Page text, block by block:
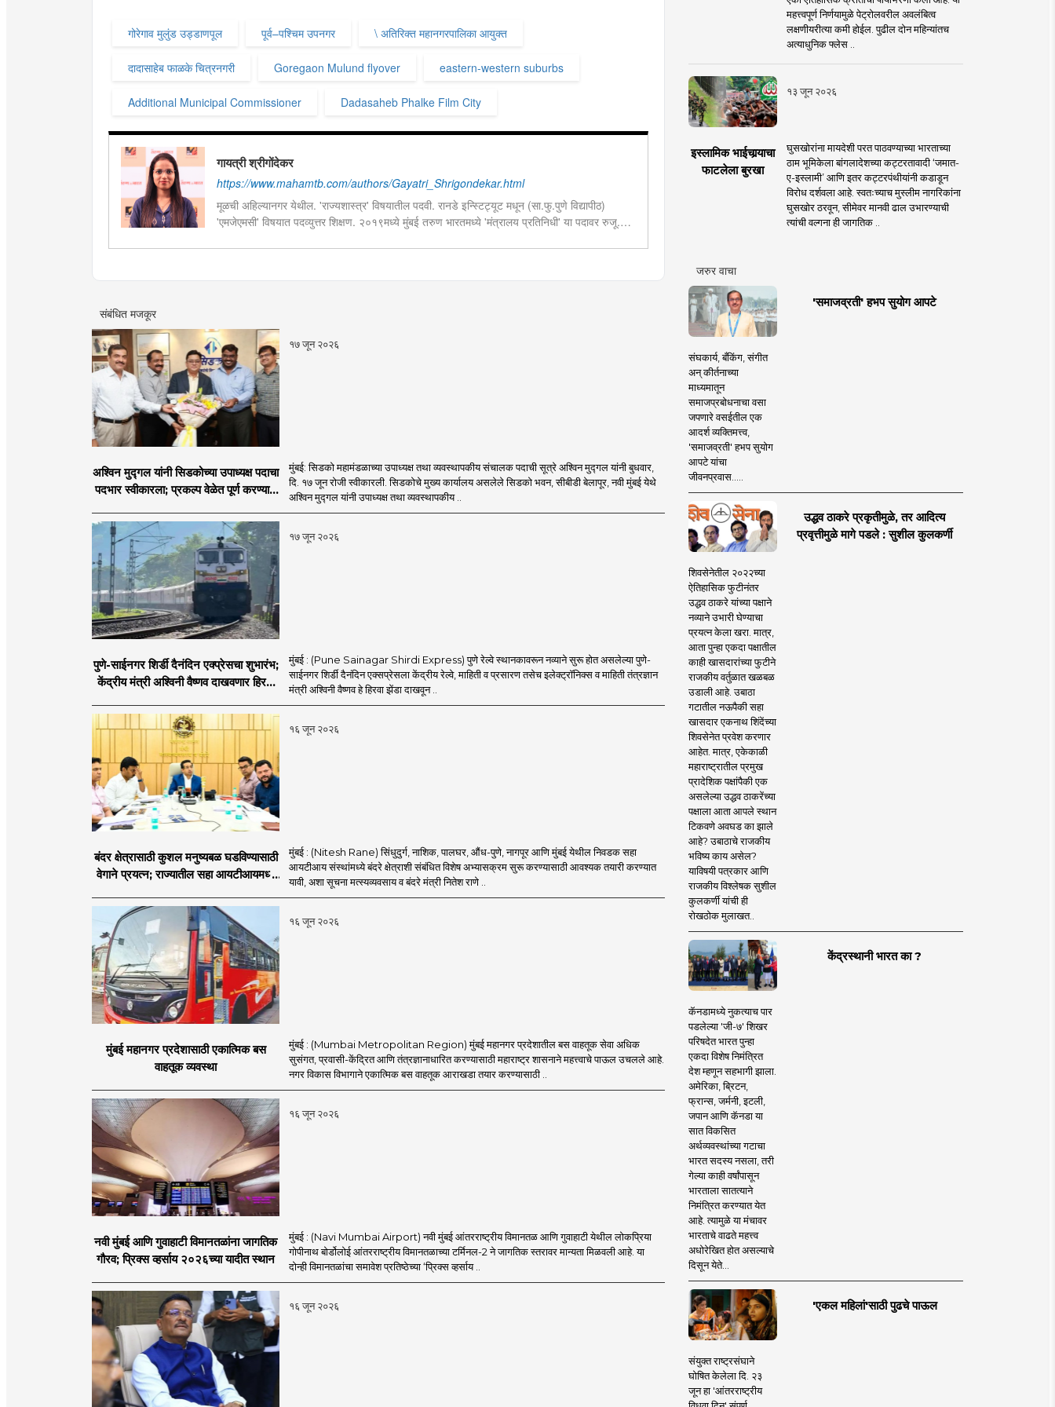
गोरेगाव मुलुंड उड्डाणपूल पूर्व–पश्चिम उपनगर \ अतिरिक्त महानगरपालिका आयुक्त
दादासाहेब फाळके चित्रनगरी Goregaon Mulund flyover eastern-western suburbs
Additional Municipal Commissioner Dadasaheb Phalke Film City
गायत्री श्रीगोंदेकर
https://www.mahamtb.com/authors/Gayatri_Shrigondekar.html
मूळची अहिल्यानगर येथील. 'राज्यशास्त्र' विषयातील पदवी. रानडे इन्स्टिट्यूट मधून (सा.फु.पुणे विद्यापीठ)
'एमजेएमसी' विषयात पदव्युत्तर शिक्षण. २०१९मध्ये मुंबई तरुण भारतमध्ये 'मंत्रालय प्रतिनिधी' या पदावर रुजू.
संबंधित मजकूर
१७ जून २०२६
अश्विन मुद्गल यांनी सिडकोच्या उपाध्यक्ष पदाचा
पदभार स्वीकारला; प्रकल्प वेळेत पूर्ण करण्यास
मुंबई: सिडको महामंडळाच्या उपाध्यक्ष तथा व्यवस्थापकीय संचालक पदाची सूत्रे अश्विन मुद्गल यांनी बुधवार,
दि. १७ जून रोजी स्वीकारली. सिडकोचे मुख्य कार्यालय असलेले सिडको भवन, सीबीडी बेलापूर, नवी मुंबई येथे
अश्विन मुद्गल यांनी उपाध्यक्ष तथा व्यवस्थापकीय ..
१७ जून २०२६
पुणे-साईनगर शिर्डी दैनंदिन एक्प्रेसचा शुभारंभ;
केंद्रीय मंत्री अश्विनी वैष्णव दाखवणार हिरवा
मुंबई : (Pune Sainagar Shirdi Express) पुणे रेल्वे स्थानकावरून नव्याने सुरू होत असलेल्या पुणे-
साईनगर शिर्डी दैनंदिन एक्सप्रेसला केंद्रीय रेल्वे, माहिती व प्रसारण तसेच इलेक्ट्रॉनिक्स व माहिती तंत्रज्ञान
मंत्री अश्विनी वैष्णव हे हिरवा झेंडा दाखवून ..
१६ जून २०२६
बंदर क्षेत्रासाठी कुशल मनुष्यबळ घडविण्यासाठी
वेगाने प्रयत्न; राज्यातील सहा आयटीआयमध्ये
मुंबई : (Nitesh Rane) सिंधुदुर्ग, नाशिक, पालघर, औंध-पुणे, नागपूर आणि मुंबई येथील निवडक सहा
आयटीआय संस्थांमध्ये बंदरे क्षेत्राशी संबंधित विशेष अभ्यासक्रम सुरू करण्यासाठी आवश्यक तयारी करण्यात
यावी, अशा सूचना मत्स्यव्यवसाय व बंदरे मंत्री नितेश राणे ..
१६ जून २०२६
मुंबई महानगर प्रदेशासाठी एकात्मिक बस
वाहतूक व्यवस्था
मुंबई : (Mumbai Metropolitan Region) मुंबई महानगर प्रदेशातील बस वाहतूक सेवा अधिक
सुसंगत, प्रवासी-केंद्रित आणि तंत्रज्ञानाधारित करण्यासाठी महाराष्ट्र शासनाने महत्त्वाचे पाऊल उचलले आहे.
नगर विकास विभागाने एकात्मिक बस वाहतूक आराखडा तयार करण्यासाठी ..
१६ जून २०२६
नवी मुंबई आणि गुवाहाटी विमानतळांना जागतिक
गौरव; प्रिक्स व्हर्साय २०२६च्या यादीत स्थान
मुंबई : (Navi Mumbai Airport) नवी मुंबई आंतरराष्ट्रीय विमानतळ आणि गुवाहाटी येथील लोकप्रिया
गोपीनाथ बोर्डोलोई आंतरराष्ट्रीय विमानतळाच्या टर्मिनल-2 ने जागतिक स्तरावर मान्यता मिळवली आहे. या
दोन्ही विमानतळांचा समावेश प्रतिष्ठेच्या ‘प्रिक्स व्हर्साय ..
१६ जून २०२६
महत्त्वपूर्ण निर्णयामुळे पेट्रोलवरील अवलंबित्व
लक्षणीयरीत्या कमी होईल. पुढील दोन महिन्यांतच
अत्याधुनिक फ्लेस ..
१३ जून २०२६
इस्लामिक भाईचार्‍याचा
फाटलेला बुरखा
घुसखोरांना मायदेशी परत पाठवण्याच्या भारताच्या
ठाम भूमिकेला बांगलादेशच्या कट्टरतावादी ‘जमात-
ए-इस्लामी’ आणि इतर कट्टरपंथीयांनी कडाडून
विरोध दर्शवला आहे. स्वतःच्याच मुस्लीम नागरिकांना
घुसखोर ठरवून, सीमेवर मानवी ढाल उभारण्याची
त्यांची वल्गना ही जागतिक ..
जरुर वाचा
'समाजव्रती' हभप सुयोग आपटे
संघकार्य, बँकिंग, संगीत
अन् कीर्तनाच्या
माध्यमातून
समाजप्रबोधनाचा वसा
जपणारे वसईतील एक
आदर्श व्यक्तिमत्त्व,
'समाजव्रती' हभप सुयोग
आपटे यांचा
जीवनप्रवास.....
उद्धव ठाकरे प्रकृतीमुळे, तर आदित्य
प्रवृत्तीमुळे मागे पडले : सुशील कुलकर्णी
शिवसेनेतील २०२२च्या
ऐतिहासिक फुटीनंतर
उद्धव ठाकरे यांच्या पक्षाने
नव्याने उभारी घेण्याचा
प्रयत्न केला खरा. मात्र,
आता पुन्हा एकदा पक्षातील
काही खासदारांच्या फुटीने
राजकीय वर्तुळात खळबळ
उडाली आहे. उबाठा
गटातील नऊपैकी सहा
खासदार एकनाथ शिंदेंच्या
शिवसेनेत प्रवेश करणार
आहेत. मात्र, एकेकाळी
महाराष्ट्रातील प्रमुख
प्रादेशिक पक्षांपैकी एक
असलेल्या उद्धव ठाकरेंच्या
पक्षाला आता आपले स्थान
टिकवणे अवघड का झाले
आहे? उबाठाचे राजकीय
भविष्य काय असेल?
याविषयी पत्रकार आणि
राजकीय विश्लेषक सुशील
कुलकर्णी यांची ही
रोखठोक मुलाखत..
केंद्रस्थानी भारत का ?
कॅनडामध्ये नुकत्याच पार
पडलेल्या 'जी-७' शिखर
परिषदेत भारत पुन्हा
एकदा विशेष निमंत्रित
देश म्हणून सहभागी झाला.
अमेरिका, ब्रिटन,
फ्रान्स, जर्मनी, इटली,
जपान आणि कॅनडा या
सात विकसित
अर्थव्यवस्थांच्या गटाचा
भारत सदस्य नसला, तरी
गेल्या काही वर्षांपासून
भारताला सातत्याने
निमंत्रित करण्यात येत
आहे. त्यामुळे या मंचावर
भारताचे वाढते महत्त्व
अधोरेखित होत असल्याचे
दिसून येते...
'एकल महिलां'साठी पुढचे पाऊल
संयुक्त राष्ट्रसंघाने
घोषित केलेला दि. २३
जून हा 'आंतरराष्ट्रीय